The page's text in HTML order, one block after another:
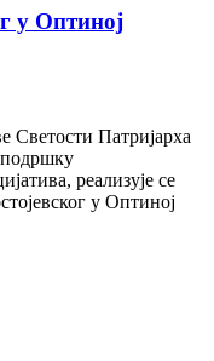
у Оптиној
Светости Патријарха
подршку
реализује се
у Оптиној